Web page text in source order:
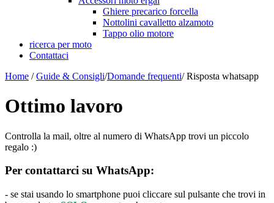
Ghiere precarico forcella
Nottolini cavalletto alzamoto
Tappo olio motore
ricerca per moto
Contattaci
Home / Guide & Consigli/Domande frequenti/ Risposta whatsapp
Ottimo lavoro
Controlla la mail, oltre al numero di WhatsApp trovi un piccolo
regalo :)
Per contattarci su WhatsApp:
- se stai usando lo smartphone puoi cliccare sul pulsante che trovi in